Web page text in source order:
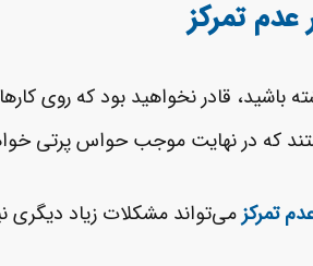
تمرکز
باشید، قادر نخواهید بود که روی
که در نهایت موجب حواس ­پرتی
تمرکزمی‌تواند مشکلات زیاد دیگری